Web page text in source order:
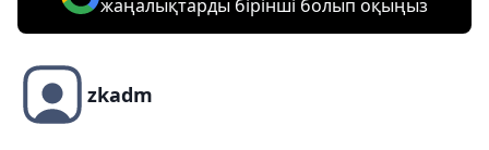
жаңалықтарды бірінші болып оқыңыз
zkadm